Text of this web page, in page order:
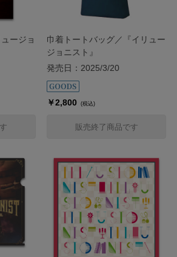
ージョ
巾着トートバッグ／『イリュー
ジョニスト』
発売日：2025/3/20
￥2,800 (税込)
販売終了商品です